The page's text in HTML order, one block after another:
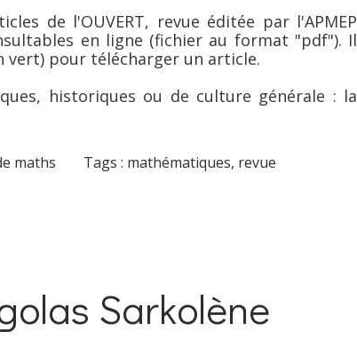
de l'OUVERT, revue éditée par l'APMEP
en ligne (fichier au format "pdf"). Il
pour télécharger un article.
historiques ou de culture générale : la
maths Tags : mathématiques, revue
Sarkolène